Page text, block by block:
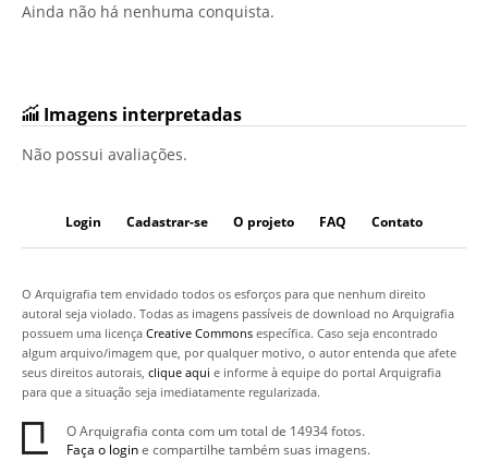
Ainda não há nenhuma conquista.
Imagens interpretadas
Não possui avaliações.
Login Cadastrar-se O projeto FAQ Contato
O Arquigrafia tem envidado todos os esforços para que nenhum direito
autoral seja violado. Todas as imagens passíveis de download no Arquigrafia
possuem uma licença Creative Commons específica. Caso seja encontrado
algum arquivo/imagem que, por qualquer motivo, o autor entenda que afete
seus direitos autorais, clique aqui e informe à equipe do portal Arquigrafia
para que a situação seja imediatamente regularizada.
O Arquigrafia conta com um total de 14934 fotos.
Faça o logine compartilhe também suas imagens.